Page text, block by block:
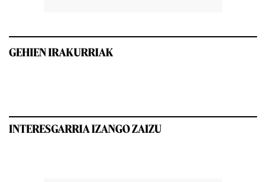
GEHIEN IRAKURRIAK
INTERESGARRIA IZANGO ZAIZU